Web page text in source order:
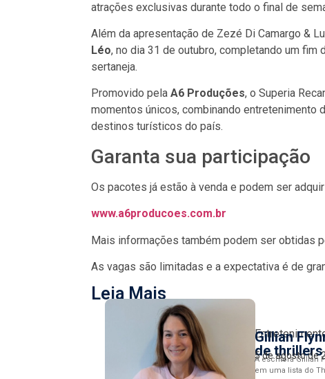
atrações exclusivas durante todo o final de
Além da apresentação de Zezé Di Camargo &
Léo, no dia 31 de outubro, completando um
sertaneja.
Promovido pela A6 Produções, o Superia
momentos únicos, combinando entretenimento
destinos turísticos do país.
Garanta sua participação
Os pacotes já estão à venda e podem ser
www.a6producoes.com.br
Mais informações também podem ser obtidas
As vagas são limitadas e a expectativa é de
Leia Mais
Gillian
de thrillers
5 de agosto de
A escritora Gillian
em uma lista do